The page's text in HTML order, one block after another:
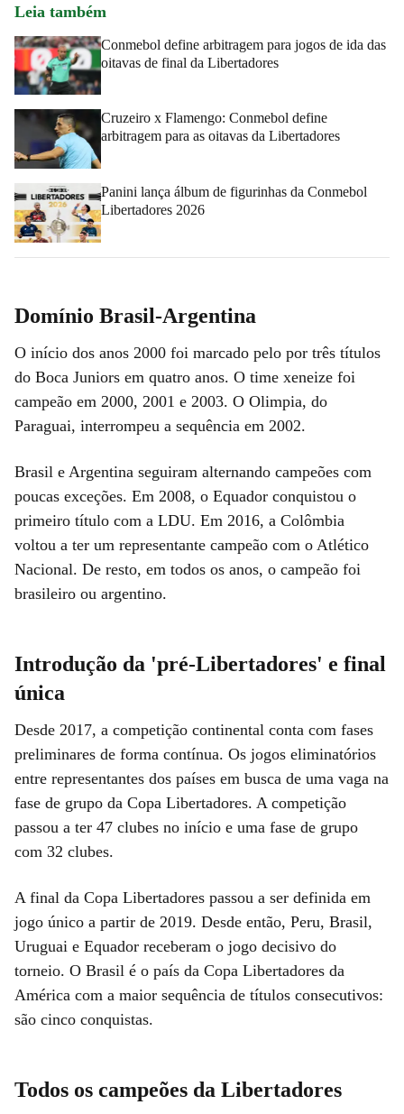
Leia também
Conmebol define arbitragem para jogos de ida das
oitavas de final da Libertadores
Cruzeiro x Flamengo: Conmebol define
arbitragem para as oitavas da Libertadores
Panini lança álbum de figurinhas da Conmebol
Libertadores 2026
Domínio Brasil-Argentina
O início dos anos 2000 foi marcado pelo por três títulos
do Boca Juniors em quatro anos. O time xeneize foi
campeão em 2000, 2001 e 2003. O Olimpia, do
Paraguai, interrompeu a sequência em 2002.
Brasil e Argentina seguiram alternando campeões com
poucas exceções. Em 2008, o Equador conquistou o
primeiro título com a LDU. Em 2016, a Colômbia
voltou a ter um representante campeão com o Atlético
Nacional. De resto, em todos os anos, o campeão foi
brasileiro ou argentino.
Introdução da 'pré-Libertadores' e final
única
Desde 2017, a competição continental conta com fases
preliminares de forma contínua. Os jogos eliminatórios
entre representantes dos países em busca de uma vaga na
fase de grupo da Copa Libertadores. A competição
passou a ter 47 clubes no início e uma fase de grupo
com 32 clubes.
A final da Copa Libertadores passou a ser definida em
jogo único a partir de 2019. Desde então, Peru, Brasil,
Uruguai e Equador receberam o jogo decisivo do
torneio. O Brasil é o país da Copa Libertadores da
América com a maior sequência de títulos consecutivos:
são cinco conquistas.
Todos os campeões da Libertadores